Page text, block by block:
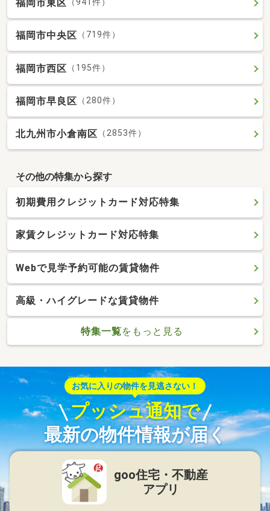
福岡市東区
福岡市中央区 （719件）
福岡市西区 （195件）
福岡市早良区 （280件）
北九州市小倉南区 （2853件）
その他の特集から探す
初期費用クレジットカード対応特集
家賃クレジットカード対応特集
Webで見学予約可能の賃貸物件
高級・ハイグレードな賃貸物件
特集一覧をもっと見る
お気に入りの物件を見逃さない！
プッシュ通知で
最新の物件情報が届く
goo住宅・不動産
アプリ